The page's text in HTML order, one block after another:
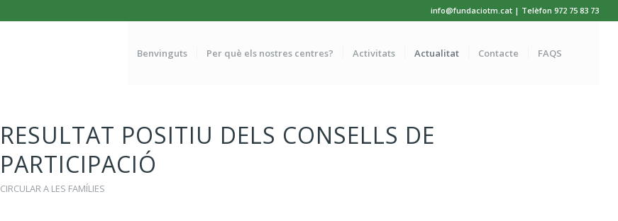
info@fundaciotm.cat | Telèfon 972 75 83 73
Benvinguts Per què els nostres centres? Activitats Actualitat Contacte FAQS
RESULTAT POSITIU DELS CONSELLS DE
PARTICIPACIÓ
CIRCULAR A LES FAMÍLIES